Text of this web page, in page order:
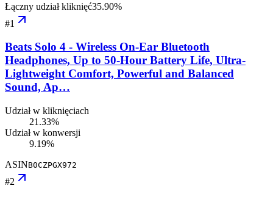
Łączny udział kliknięć35.90%
#1
Beats Solo 4 - Wireless On-Ear Bluetooth
Headphones, Up to 50-Hour Battery Life, Ultra-
Lightweight Comfort, Powerful and Balanced
Sound, Ap…
Udział w kliknięciach
21.33%
Udział w konwersji
9.19%
ASINB0CZPGX972
#2